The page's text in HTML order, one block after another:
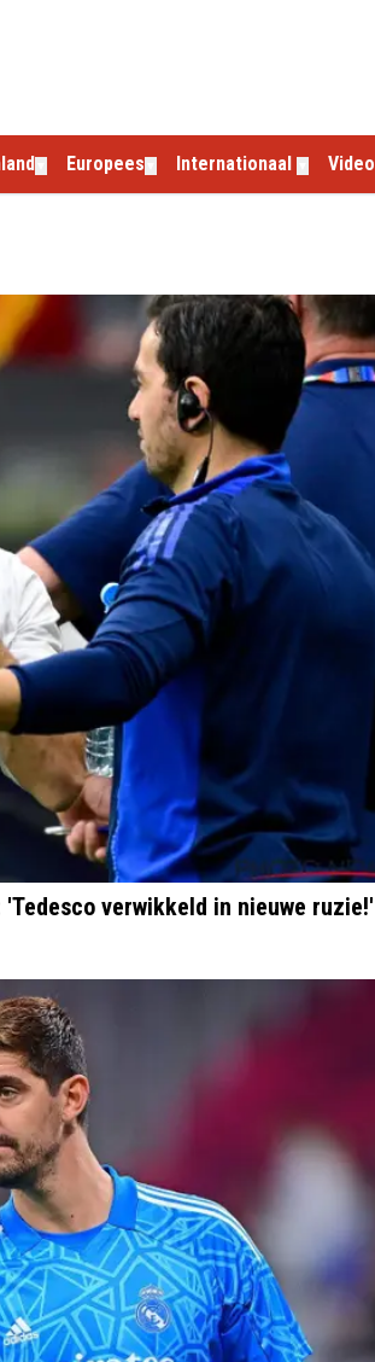
Europees Internationaal Video
verwikkeld in nieuwe ruzie!'